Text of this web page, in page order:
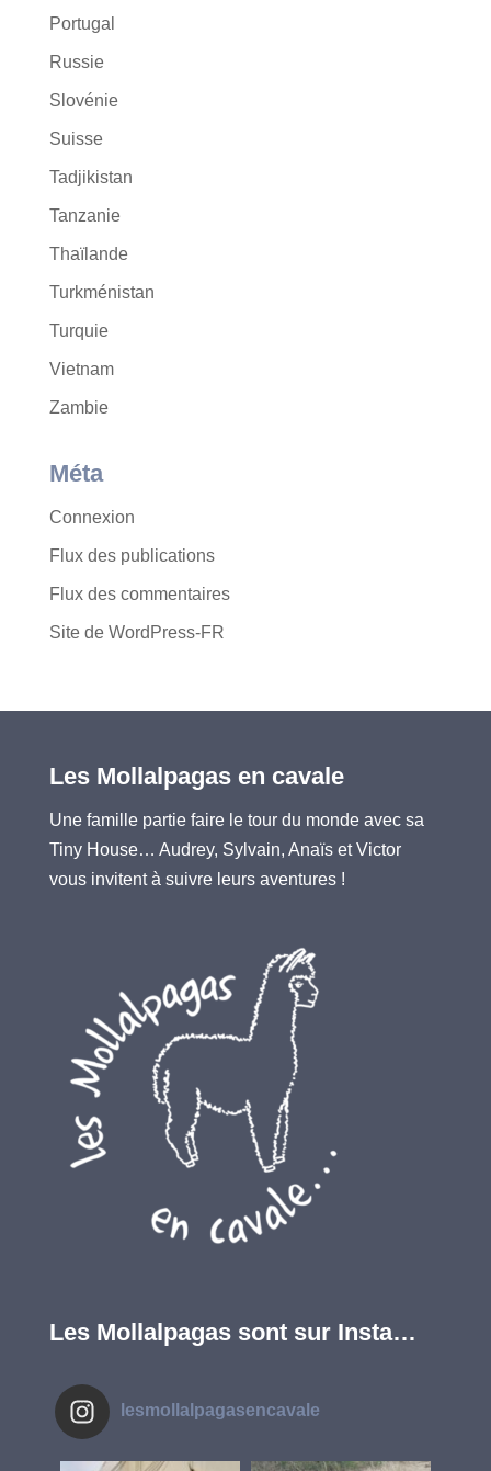
Portugal
Russie
Slovénie
Suisse
Tadjikistan
Tanzanie
Thaïlande
Turkménistan
Turquie
Vietnam
Zambie
Méta
Connexion
Flux des publications
Flux des commentaires
Site de WordPress-FR
Les Mollalpagas en cavale
Une famille partie faire le tour du monde avec sa
Tiny House… Audrey, Sylvain, Anaïs et Victor
vous invitent à suivre leurs aventures !
Les Mollalpagas sont sur Insta…
lesmollalpagasencavale